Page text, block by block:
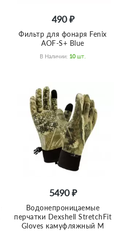
490 ₽
Фильтр для фонаря Fenix
AOF-S+ Blue
В Наличии: 10 Шт.
5490 ₽
Водонепроницаемые
перчатки Dexshell StretchFit
Gloves камуфляжный M